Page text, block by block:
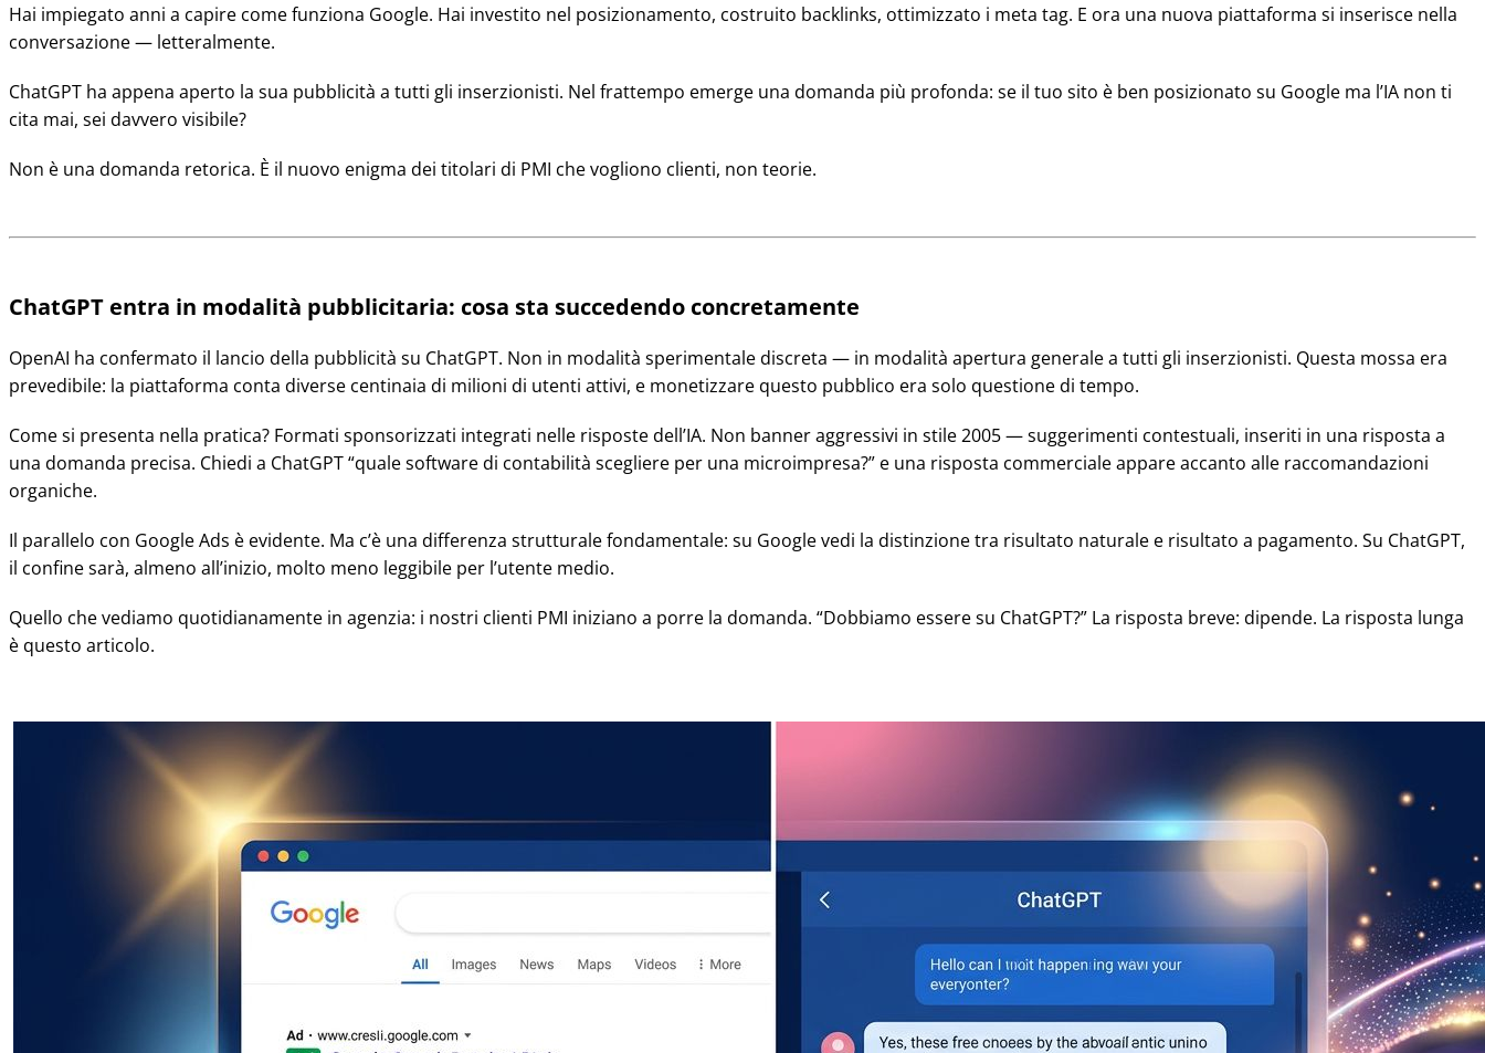
Hai impiegato anni a capire come funziona Google. Hai investito nel posizionamento, costruito backlinks, ottimizzato i meta tag. E ora una nuova piattaforma si inserisce nella
conversazione — letteralmente.
ChatGPT ha appena aperto la sua pubblicità a tutti gli inserzionisti. Nel frattempo emerge una domanda più profonda: se il tuo sito è ben posizionato su Google ma l’IA non ti
cita mai, sei davvero visibile?
Non è una domanda retorica. È il nuovo enigma dei titolari di PMI che vogliono clienti, non teorie.
ChatGPT entra in modalità pubblicitaria: cosa sta succedendo concretamente
OpenAI ha confermato il lancio della pubblicità su ChatGPT. Non in modalità sperimentale discreta — in modalità apertura generale a tutti gli inserzionisti. Questa mossa era
prevedibile: la piattaforma conta diverse centinaia di milioni di utenti attivi, e monetizzare questo pubblico era solo questione di tempo.
Come si presenta nella pratica? Formati sponsorizzati integrati nelle risposte dell’IA. Non banner aggressivi in stile 2005 — suggerimenti contestuali, inseriti in una risposta a
una domanda precisa. Chiedi a ChatGPT “quale software di contabilità scegliere per una microimpresa?” e una risposta commerciale appare accanto alle raccomandazioni
organiche.
Il parallelo con Google Ads è evidente. Ma c’è una differenza strutturale fondamentale: su Google vedi la distinzione tra risultato naturale e risultato a pagamento. Su ChatGPT,
il confine sarà, almeno all’inizio, molto meno leggibile per l’utente medio.
Quello che vediamo quotidianamente in agenzia: i nostri clienti PMI iniziano a porre la domanda. “Dobbiamo essere su ChatGPT?” La risposta breve: dipende. La risposta lunga
è questo articolo.